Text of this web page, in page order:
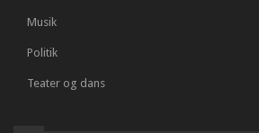
Musik
Politik
Teater og dans